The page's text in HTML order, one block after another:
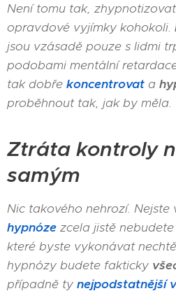
Není tomu tak,
opravdové vyjímky kohokoli.
jsou vzásadě pouze s lidmi
podobami mentální
tak dobře koncentrovat a
proběhnout tak, jak by měla.
Ztráta kontroly
samým
Nic takového nehrozí.
hypnóze zcela jistě
které byste vykonávat
hypnózy budete fakticky
případně ty nejpodstatnější